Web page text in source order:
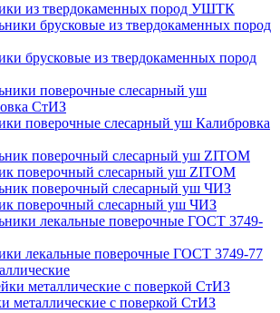
из твердокаменных пород УШТК
брусковые из твердокаменных пород
поверочные слесарный уш Калибровка
поверочный слесарный уш ZITOM
поверочный слесарный уш ЧИЗ
лекальные поверочные ГОСТ 3749-77
металлические с поверкой СтИЗ